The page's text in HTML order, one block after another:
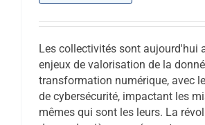
Les collectivités sont aujourd'hui
enjeux de valorisation de la
transformation numérique, avec
de cybersécurité, impactant les
mêmes qui sont les leurs. La